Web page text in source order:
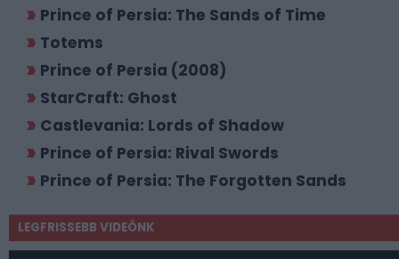
Prince of Persia: The Sands of Time
Totems
Prince of Persia (2008)
StarCraft: Ghost
Castlevania: Lords of Shadow
Prince of Persia: Rival Swords
Prince of Persia: The Forgotten Sands
LEGFRISSEBB VIDEÓNK